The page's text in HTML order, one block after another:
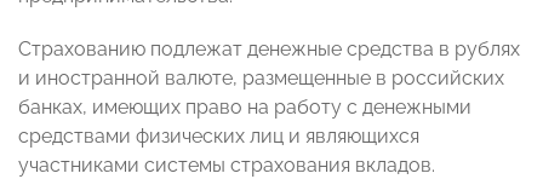
Страхованию подлежат денежные средства в рублях
и иностранной валюте, размещенные в российских
банках, имеющих право на работу с денежными
средствами физических лиц и являющихся
участниками системы страхования вкладов.